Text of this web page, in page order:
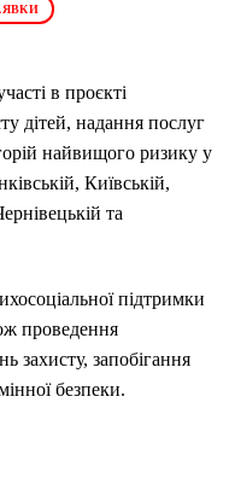
в проєкті
дітей, надання послуг
найвищого ризику у
Київській,
та
підтримки
проведення
захисту, запобігання
безпеки.